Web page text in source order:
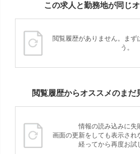
この求人と勤務地が同じ
閲覧履歴がありません。まず
う。
閲覧履歴からオススメのまだ
情報の読み込みに失
画面の更新をしても表示され
経ってから再度お試